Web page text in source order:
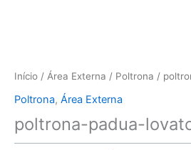
Início / Área Externa / Poltrona /
Poltrona, Área Externa
poltrona-padua-